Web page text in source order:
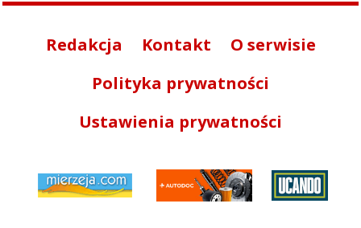
Redakcja Kontakt
O serwisie
Polityka prywatności
Ustawienia prywatności